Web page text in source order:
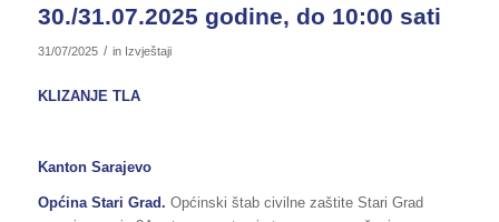
30./31.07.2025 godine, do 10:00 sati
31/07/2025 / in Izvještaji
KLIZANJE TLA
Kanton Sarajevo
Općina Stari Grad. Općinski štab civilne zaštite Stari Grad